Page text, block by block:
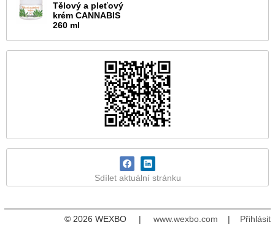
Tělový a pleťový
krém CANNABIS
260 ml
Sdílet aktuální stránku
© 2026 WEXBO | www.wexbo.com | Přihlásit